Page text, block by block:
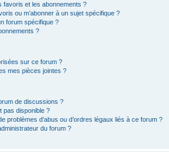
favoris et les abonnements ?
ou m’abonner à un sujet spécifique ?
forum spécifique ?
?
sur ce forum ?
mes pièces jointes ?
de discussions ?
pas disponible ?
problèmes d’abus ou d’ordres légaux liés à ce forum ?
du forum ?